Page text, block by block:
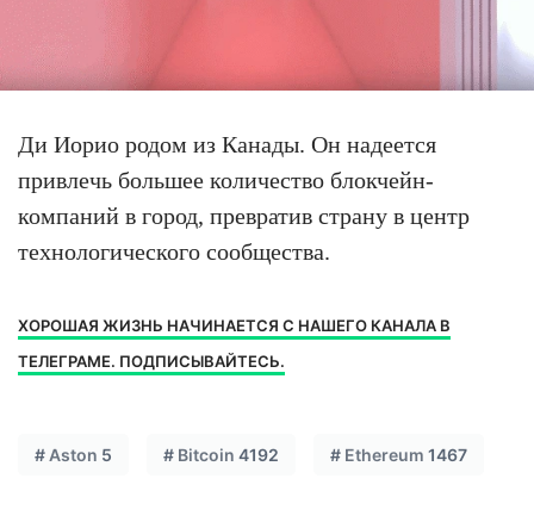
Ди Иорио родом из Канады. Он надеется
привлечь большее количество блокчейн-
компаний в город, превратив страну в центр
технологического сообщества.
ХОРОШАЯ ЖИЗНЬ НАЧИНАЕТСЯ С НАШЕГО КАНАЛА В
ТЕЛЕГРАМЕ. ПОДПИСЫВАЙТЕСЬ.
# Aston 5 # Bitcoin 4192 # Ethereum 1467